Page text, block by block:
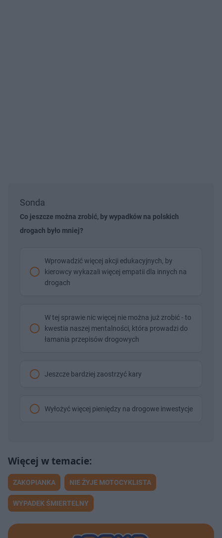
Sonda
Co jeszcze można zrobić, by wypadków na polskich
drogach było mniej?
Wprowadzić więcej akcji edukacyjnych, by
kierowcy wykazali więcej empatii dla innych na
drogach
W tej sprawie nic więcej nie można już zrobić - to
kwestia naszej mentalności, która prowadzi do
łamania przepisów drogowych
Jeszcze bardziej zaostrzyć kary
Wyłożyć więcej pieniędzy na drogowe inwestycje
ZAKOPIANKA NIE ŻYJE MOTOCYKLISTA
WYPADEK ŚMIERTELNY